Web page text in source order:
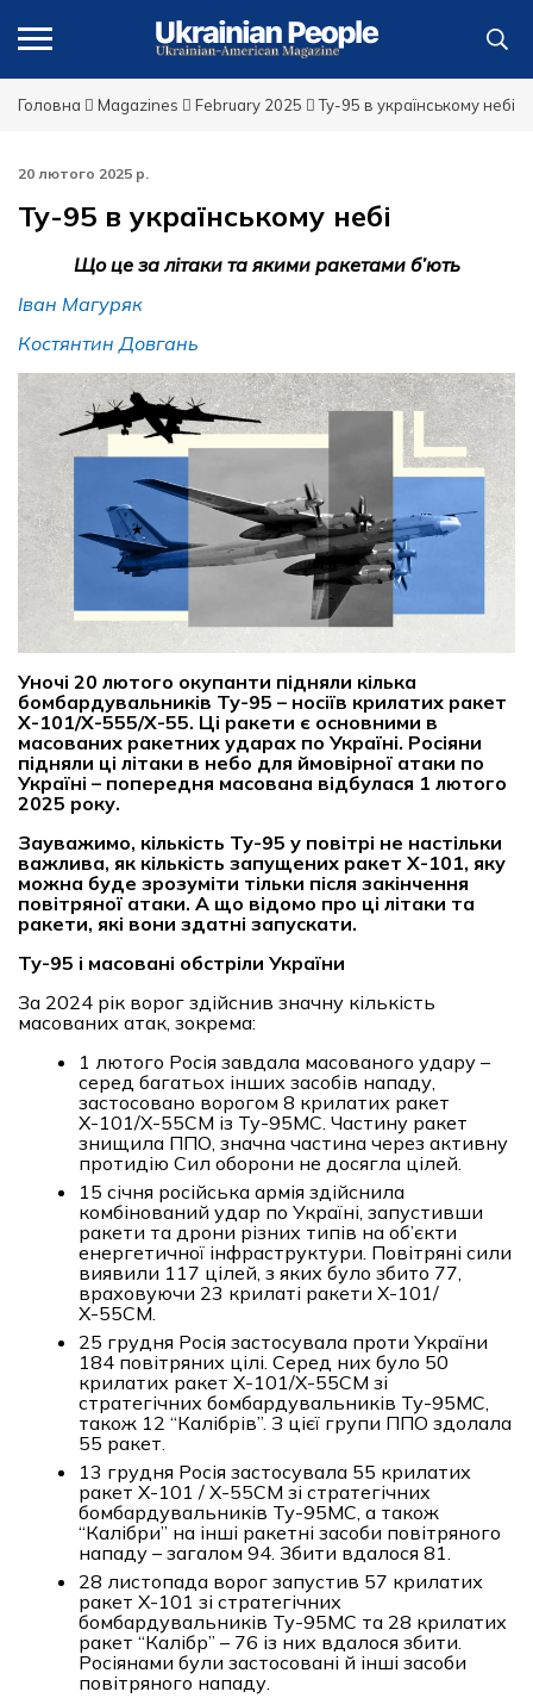
Головна Magazines February 2025 Ту-95 в українському небі
20 лютого 2025 р.
Ту-95 в українському небі
Що це за літаки та якими ракетами б’ють
Іван Магуряк
Костянтин Довгань
Уночі 20 лютого окупанти підняли кілька
бомбардувальників Ту-95 – носіїв крилатих ракет
Х-101/Х-555/Х-55. Ці ракети є основними в
масованих ракетних ударах по Україні. Росіяни
підняли ці літаки в небо для ймовірної атаки по
Україні – попередня масована відбулася 1 лютого
2025 року.
Зауважимо, кількість Ту-95 у повітрі не настільки
важлива, як кількість запущених ракет Х-101, яку
можна буде зрозуміти тільки після закінчення
повітряної атаки. А що відомо про ці літаки та
ракети, які вони здатні запускати.
Ту-95 і масовані обстріли України
За 2024 рік ворог здійснив значну кількість
масованих атак, зокрема:
1 лютого Росія завдала масованого удару –
серед багатьох інших засобів нападу,
застосовано ворогом 8 крилатих ракет
Х-101/Х-55СМ із Ту-95МС. Частину ракет
знищила ППО, значна частина через активну
протидію Сил оборони не досягла цілей.
15 січня російська армія здійснила
комбінований удар по Україні, запустивши
ракети та дрони різних типів на об’єкти
енергетичної інфраструктури. Повітряні сили
виявили 117 цілей, з яких було збито 77,
враховуючи 23 крилаті ракети Х-101/
Х-55СМ.
25 грудня Росія застосувала проти України
184 повітряних цілі. Серед них було 50
крилатих ракет Х-101/Х-55СМ зі
стратегічних бомбардувальників Ту-95МС,
також 12 “Калібрів”. З цієї групи ППО здолала
55 ракет.
13 грудня Росія застосувала 55 крилатих
ракет Х-101 / Х-55СМ зі стратегічних
бомбардувальників Ту-95МС, а також
“Калібри” на інші ракетні засоби повітряного
нападу – загалом 94. Збити вдалося 81.
28 листопада ворог запустив 57 крилатих
ракет Х-101 зі стратегічних
бомбардувальників Ту-95МС та 28 крилатих
ракет “Калібр” – 76 із них вдалося збити.
Росіянами були застосовані й інші засоби
повітряного нападу.